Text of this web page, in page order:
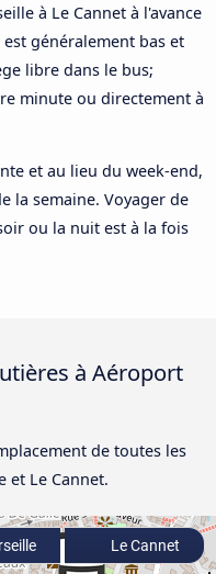
à Le Cannet à l'avance
généralement bas et
libre dans le bus;
minute ou directement à
et au lieu du week-end,
la semaine. Voyager de
ou la nuit est à la fois
à Aéroport
de toutes les
et Le Cannet.
Le Cannet